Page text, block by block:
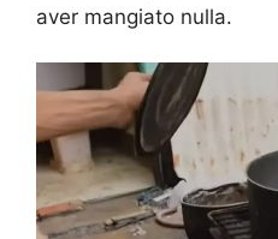
aver mangiato nulla.